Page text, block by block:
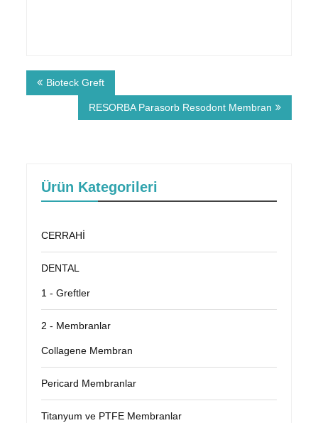
Bioteck Greft
RESORBA Parasorb Resodont Membran
Ürün Kategorileri
CERRAHİ
DENTAL
1 - Greftler
2 - Membranlar
Collagene Membran
Pericard Membranlar
Titanyum ve PTFE Membranlar